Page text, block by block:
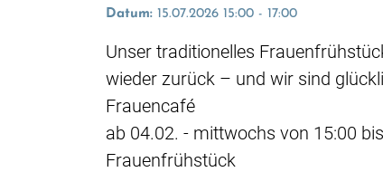
Datum: 15.07.2026 15:00 - 17:00
Unser traditionelles
wieder zurück – und wir sind
Frauencafé
ab 04.02. - mittwochs von 15:00
Frauenfrühstück